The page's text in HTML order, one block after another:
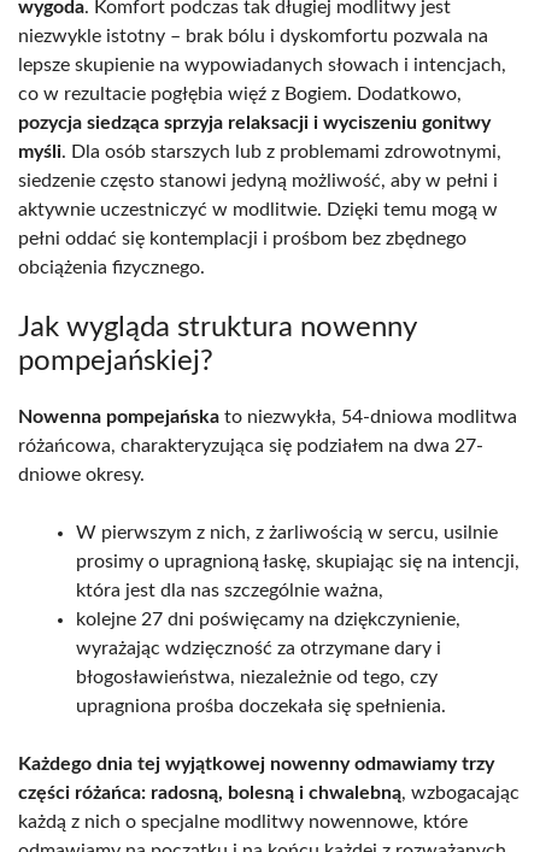
wygoda. Komfort podczas tak długiej modlitwy jest
niezwykle istotny – brak bólu i dyskomfortu pozwala na
lepsze skupienie na wypowiadanych słowach i intencjach,
co w rezultacie pogłębia więź z Bogiem. Dodatkowo,
pozycja siedząca sprzyja relaksacji i wyciszeniu gonitwy
myśli. Dla osób starszych lub z problemami zdrowotnymi,
siedzenie często stanowi jedyną możliwość, aby w pełni i
aktywnie uczestniczyć w modlitwie. Dzięki temu mogą w
pełni oddać się kontemplacji i prośbom bez zbędnego
obciążenia fizycznego.
Jak wygląda struktura nowenny
pompejańskiej?
Nowenna pompejańska to niezwykła, 54-dniowa modlitwa
różańcowa, charakteryzująca się podziałem na dwa 27-
dniowe okresy.
W pierwszym z nich, z żarliwością w sercu, usilnie
prosimy o upragnioną łaskę, skupiając się na intencji,
która jest dla nas szczególnie ważna,
kolejne 27 dni poświęcamy na dziękczynienie,
wyrażając wdzięczność za otrzymane dary i
błogosławieństwa, niezależnie od tego, czy
upragniona prośba doczekała się spełnienia.
Każdego dnia tej wyjątkowej nowenny odmawiamy trzy
części różańca: radosną, bolesną i chwalebną, wzbogacając
każdą z nich o specjalne modlitwy nowennowe, które